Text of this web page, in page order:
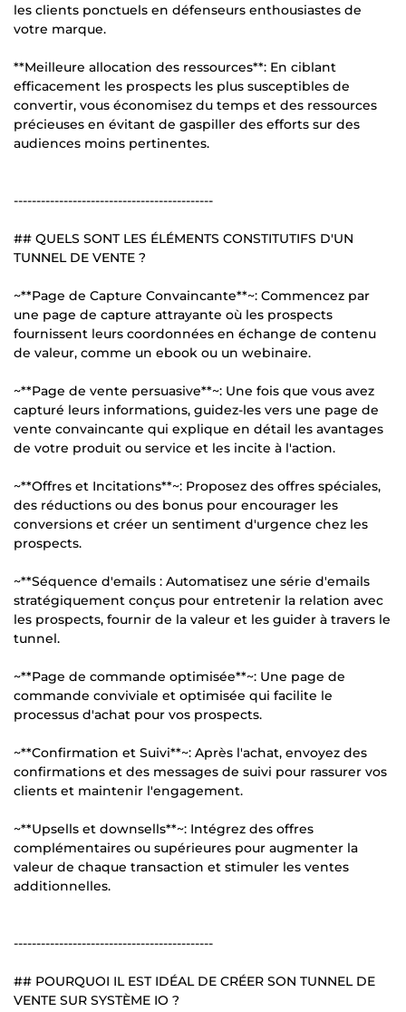
les clients ponctuels en défenseurs enthousiastes de
votre marque.
**Meilleure allocation des ressources**: En ciblant
efficacement les prospects les plus susceptibles de
convertir, vous économisez du temps et des ressources
précieuses en évitant de gaspiller des efforts sur des
audiences moins pertinentes.
--------------------------------------------
## QUELS SONT LES ÉLÉMENTS CONSTITUTIFS D'UN
TUNNEL DE VENTE ?
~**Page de Capture Convaincante**~: Commencez par
une page de capture attrayante où les prospects
fournissent leurs coordonnées en échange de contenu
de valeur, comme un ebook ou un webinaire.
~**Page de vente persuasive**~: Une fois que vous avez
capturé leurs informations, guidez-les vers une page de
vente convaincante qui explique en détail les avantages
de votre produit ou service et les incite à l'action.
~**Offres et Incitations**~: Proposez des offres spéciales,
des réductions ou des bonus pour encourager les
conversions et créer un sentiment d'urgence chez les
prospects.
~**Séquence d'emails : Automatisez une série d'emails
stratégiquement conçus pour entretenir la relation avec
les prospects, fournir de la valeur et les guider à travers le
tunnel.
~**Page de commande optimisée**~: Une page de
commande conviviale et optimisée qui facilite le
processus d'achat pour vos prospects.
~**Confirmation et Suivi**~: Après l'achat, envoyez des
confirmations et des messages de suivi pour rassurer vos
clients et maintenir l'engagement.
~**Upsells et downsells**~: Intégrez des offres
complémentaires ou supérieures pour augmenter la
valeur de chaque transaction et stimuler les ventes
additionnelles.
--------------------------------------------
## POURQUOI IL EST IDÉAL DE CRÉER SON TUNNEL DE
VENTE SUR SYSTÈME IO ?